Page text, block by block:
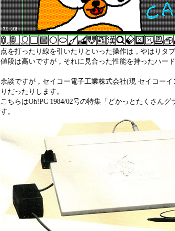
点を打ったり線を引いたりといった操作は，やはりタ
値段は高いですが，それに見合った性能を持ったハー
余談ですが，セイコー電子工業株式会社(現 セイコー
りだったりします。
こちらはOh!PC 1984/02号の特集「どかっとたくさん
す。